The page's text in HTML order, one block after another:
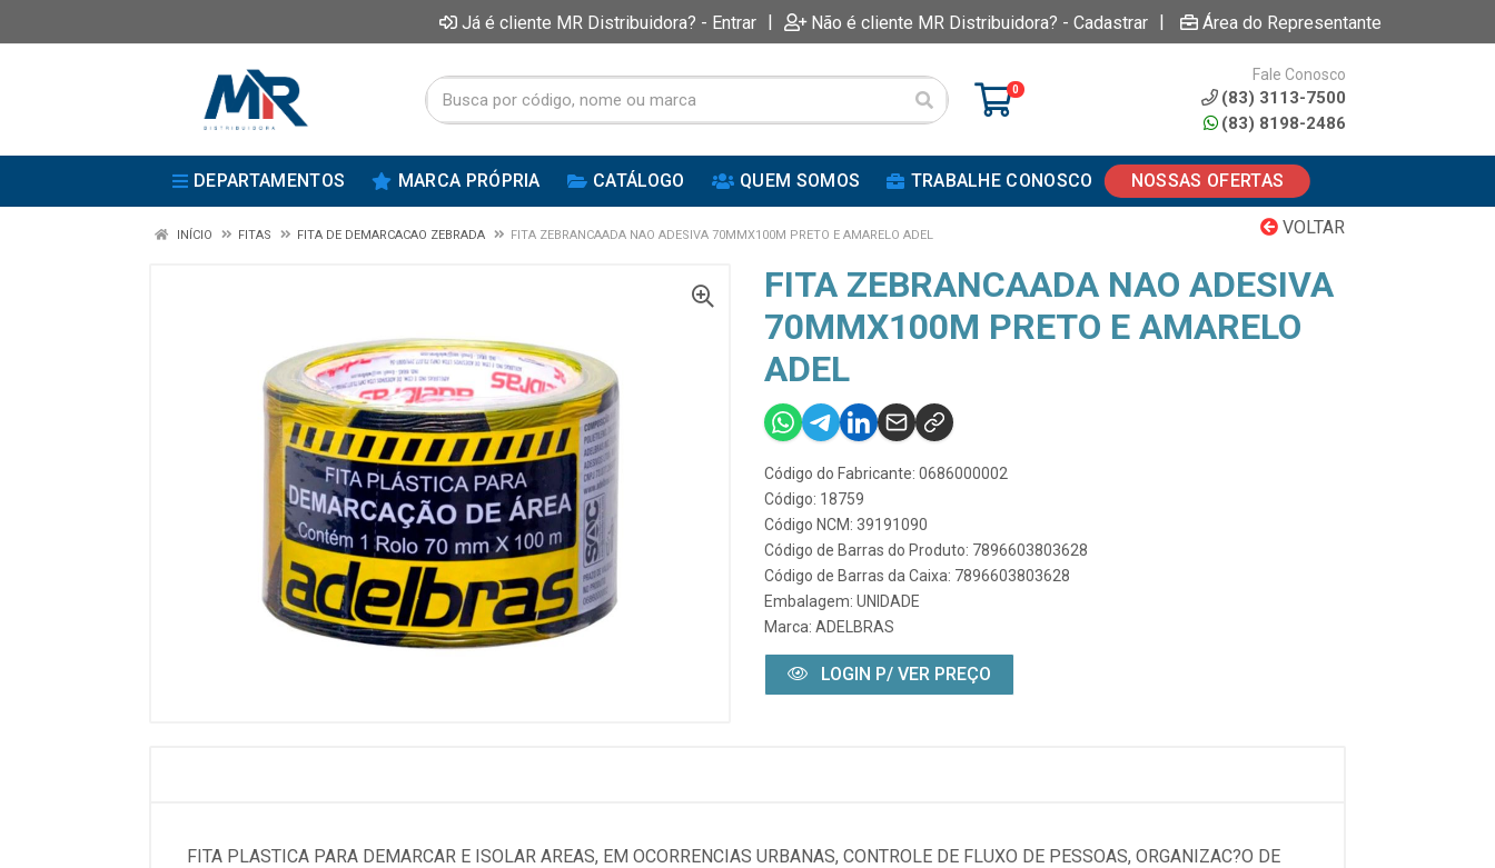
Já é cliente MR Distribuidora? - Entrar | Não é cliente MR Distribuidora? - Cadastrar | Área do Representante
0
Fale Conosco
(83) 3113-7500
(83) 8198-2486
DEPARTAMENTOS MARCA PRÓPRIA CATÁLOGO QUEM SOMOS TRABALHE CONOSCO NOSSAS OFERTAS
VOLTAR
INÍCIO FITAS FITA DE DEMARCACAO ZEBRADA FITA ZEBRANCAADA NAO ADESIVA 70MMX100M PRETO E AMARELO ADEL
FITA ZEBRANCAADA NAO ADESIVA
70MMX100M PRETO E AMARELO
ADEL
Código do Fabricante: 0686000002
Código: 18759
Código NCM: 39191090
Código de Barras do Produto: 7896603803628
Código de Barras da Caixa: 7896603803628
Embalagem: UNIDADE
Marca: ADELBRAS
LOGIN P/ VER PREÇO
FITA PLASTICA PARA DEMARCAR E ISOLAR AREAS, EM OCORRENCIAS URBANAS, CONTROLE DE FLUXO DE PESSOAS, ORGANIZAC?O DE